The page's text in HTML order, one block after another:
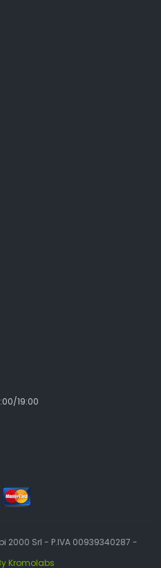
19:00
Srl - P.IVA 00939340287 -
Kromolabs